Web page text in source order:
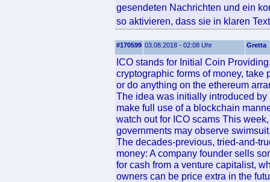
gesendeten Nachrichten und ein
so aktivieren, dass sie in klaren
#170599 03.08.2018 - 02:08 Uhr Gretta
ICO stands for Initial Coin
cryptographic forms of money, take
or do anything on the ethereum
The idea was initially introduced
make full use of a blockchain
watch out for ICO scams This
governments may observe
The decades-previous, tried-and-
money: A company founder sells
for cash from a venture capitalist,
owners can be price extra in the